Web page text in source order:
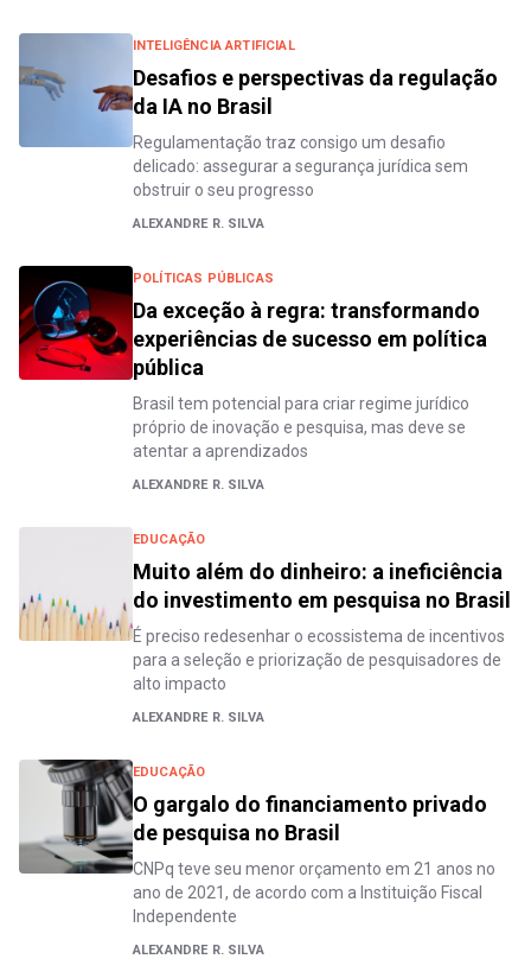
INTELIGÊNCIA ARTIFICIAL
Desafios e perspectivas da regulação
da IA no Brasil
Regulamentação traz consigo um desafio
delicado: assegurar a segurança jurídica sem
obstruir o seu progresso
ALEXANDRE R. SILVA
POLÍTICAS PÚBLICAS
Da exceção à regra: transformando
experiências de sucesso em política
pública
Brasil tem potencial para criar regime jurídico
próprio de inovação e pesquisa, mas deve se
atentar a aprendizados
ALEXANDRE R. SILVA
EDUCAÇÃO
Muito além do dinheiro: a ineficiência
do investimento em pesquisa no Brasil
É preciso redesenhar o ecossistema de incentivos
para a seleção e priorização de pesquisadores de
alto impacto
ALEXANDRE R. SILVA
EDUCAÇÃO
O gargalo do financiamento privado
de pesquisa no Brasil
CNPq teve seu menor orçamento em 21 anos no
ano de 2021, de acordo com a Instituição Fiscal
Independente
ALEXANDRE R. SILVA